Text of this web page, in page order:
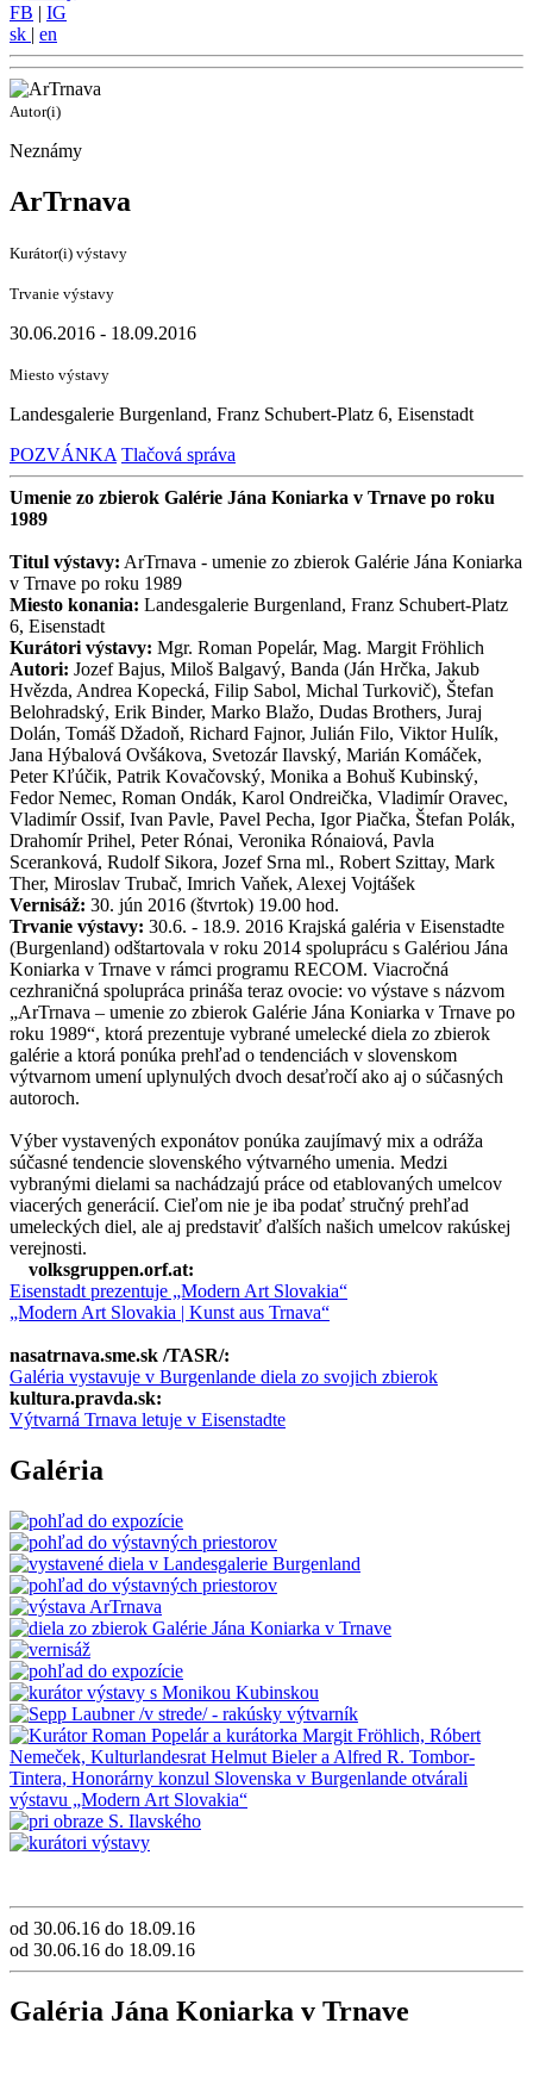
FB | IG
sk | en
Autor(i)
Neznámy
ArTrnava
Kurátor(i) výstavy
Trvanie výstavy
30.06.2016 - 18.09.2016
Miesto výstavy
Landesgalerie Burgenland, Franz Schubert-Platz 6, Eisenstadt
POZVÁNKA Tlačová správa
Umenie zo zbierok Galérie Jána Koniarka v Trnave po roku
1989
Titul výstavy: ArTrnava - umenie zo zbierok Galérie Jána Koniarka
v Trnave po roku 1989
Miesto konania: Landesgalerie Burgenland, Franz Schubert-Platz
6, Eisenstadt
Kurátori výstavy: Mgr. Roman Popelár, Mag. Margit Fröhlich
Autori: Jozef Bajus, Miloš Balgavý, Banda (Ján Hrčka, Jakub
Hvězda, Andrea Kopecká, Filip Sabol, Michal Turkovič), Štefan
Belohradský, Erik Binder, Marko Blažo, Dudas Brothers, Juraj
Dolán, Tomáš Džadoň, Richard Fajnor, Julián Filo, Viktor Hulík,
Jana Hýbalová Ovšákova, Svetozár Ilavský, Marián Komáček,
Peter Kľúčik, Patrik Kovačovský, Monika a Bohuš Kubinský,
Fedor Nemec, Roman Ondák, Karol Ondreička, Vladimír Oravec,
Vladimír Ossif, Ivan Pavle, Pavel Pecha, Igor Piačka, Štefan Polák,
Drahomír Prihel, Peter Rónai, Veronika Rónaiová, Pavla
Sceranková, Rudolf Sikora, Jozef Srna ml., Robert Szittay, Mark
Ther, Miroslav Trubač, Imrich Vaňek, Alexej Vojtášek
Vernisáž: 30. jún 2016 (štvrtok) 19.00 hod.
Trvanie výstavy: 30.6. - 18.9. 2016 Krajská galéria v Eisenstadte
(Burgenland) odštartovala v roku 2014 spoluprácu s Galériou Jána
Koniarka v Trnave v rámci programu RECOM. Viacročná
cezhraničná spolupráca prináša teraz ovocie: vo výstave s názvom
„ArTrnava – umenie zo zbierok Galérie Jána Koniarka v Trnave po
roku 1989“, ktorá prezentuje vybrané umelecké diela zo zbierok
galérie a ktorá ponúka prehľad o tendenciách v slovenskom
výtvarnom umení uplynulých dvoch desaťročí ako aj o súčasných
autoroch.
Výber vystavených exponátov ponúka zaujímavý mix a odráža
súčasné tendencie slovenského výtvarného umenia. Medzi
vybranými dielami sa nachádzajú práce od etablovaných umelcov
viacerých generácií. Cieľom nie je iba podať stručný prehľad
umeleckých diel, ale aj predstaviť ďalších našich umelcov rakúskej
verejnosti.
volksgruppen.orf.at:
Eisenstadt prezentuje „Modern Art Slovakia“
„Modern Art Slovakia | Kunst aus Trnava“
nasatrnava.sme.sk /TASR/:
Galéria vystavuje v Burgenlande diela zo svojich zbierok
kultura.pravda.sk:
Výtvarná Trnava letuje v Eisenstadte
Galéria
od 30.06.16 do 18.09.16
od 30.06.16 do 18.09.16
Galéria Jána Koniarka v Trnave